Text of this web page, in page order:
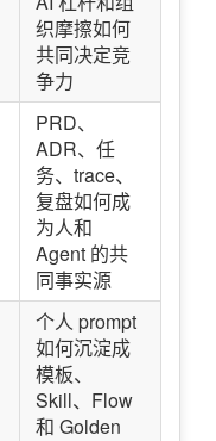
织摩擦如何
共同决定竞
争力
PRD、
ADR、任
务、trace、
复盘如何成
为人和
Agent 的共
同事实源
个人 prompt
如何沉淀成
模板、
Skill、Flow
和 Golden